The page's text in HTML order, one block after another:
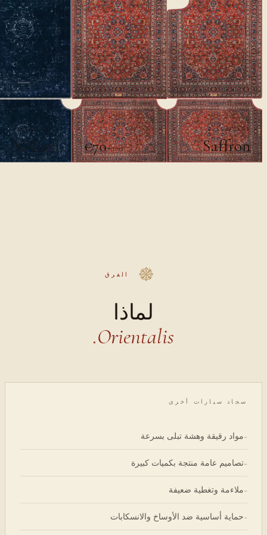
الكلاسيكية
Saffron
€100
€70
الكلاسيكية
Al-Layl
الفرق
لماذا
Orientalis.
سجاد سيارات أخرى
-مواد رقيقة وهشة تبلى بسرعة
-تصاميم عامة منتجة بكميات كبيرة
-ملاءمة وتغطية ضعيفة
-حماية أساسية ضد الأوساخ والانسكابات